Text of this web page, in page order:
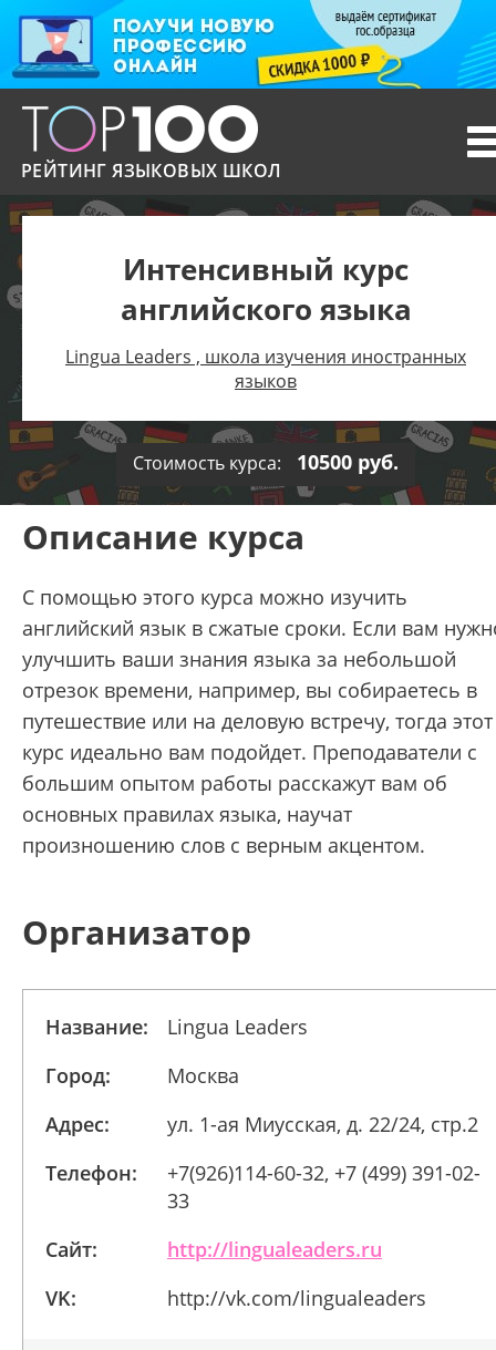
РЕЙТИНГ ЯЗЫКОВЫХ ШКОЛ
Интенсивный курс
английского языка
Lingua Leaders , школа изучения иностранных
языков
Стоимость курса: 10500 руб.
Описание курса
С помощью этого курса можно изучить
английский язык в сжатые сроки. Если вам
улучшить ваши знания языка за небольшой
отрезок времени, например, вы собираетесь в
путешествие или на деловую встречу, тогда этот
курс идеально вам подойдет. Преподаватели с
большим опытом работы расскажут вам об
основных правилах языка, научат
произношению слов с верным акцентом.
Организатор
Название:
Lingua Leaders
Город:
Москва
Адрес:
ул. 1-ая Миусская, д. 22/24, стр.2
Телефон:
+7(926)114-60-32, +7 (499) 391-02-
33
Сайт:
http://lingualeaders.ru
VK:
http://vk.com/lingualeaders